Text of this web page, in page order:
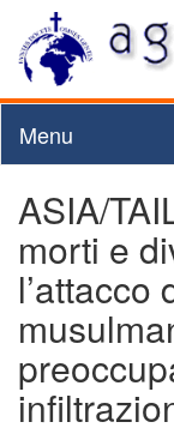
Menu
ASIA/
morti e
l’attacco